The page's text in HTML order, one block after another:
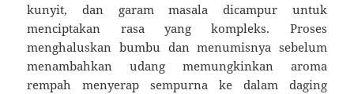
kunyit, dan garam masala dicampur untuk
menciptakan rasa yang kompleks. Proses
menghaluskan bumbu dan menumisnya sebelum
menambahkan udang memungkinkan aroma
rempah menyerap sempurna ke dalam daging